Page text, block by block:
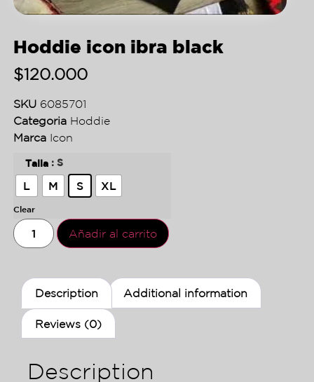
Hoddie icon ibra black
$120.000
SKU 6085701
Categoria Hoddie
Marca Icon
Talla : S
L M S XL
Clear
Añadir al carrito
Description Additional information
Reviews (0)
Description